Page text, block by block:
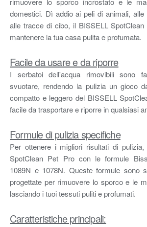
domestici. Dì addio ai peli di animali,
alle tracce di cibo, il BISSELL
mantenere la tua casa pulita e profumata.
Facile da usare e da riporre
I serbatoi dell'acqua rimovibili sono
svuotare, rendendo la pulizia un gioco
compatto e leggero del BISSELL
facile da trasportare e riporre in qualsiasi
Formule di pulizia specifiche
Per ottenere i migliori risultati di
SpotClean Pet Pro con le formule
1089N e 1078N. Queste formule sono
progettate per rimuovere lo sporco e le
lasciando i tuoi tessuti puliti e profumati.
Caratteristiche principali: